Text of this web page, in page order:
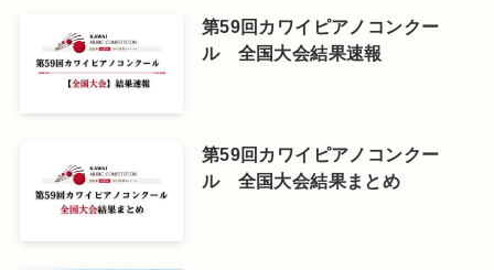
第59回カワイピアノコンクー
ル 全国大会結果速報
第59回カワイピアノコンクー
ル 全国大会結果まとめ